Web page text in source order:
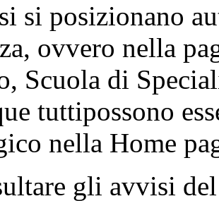
si posizionano
ovvero nella
Scuola di
tuttipossono
nella Home
gli avvisi